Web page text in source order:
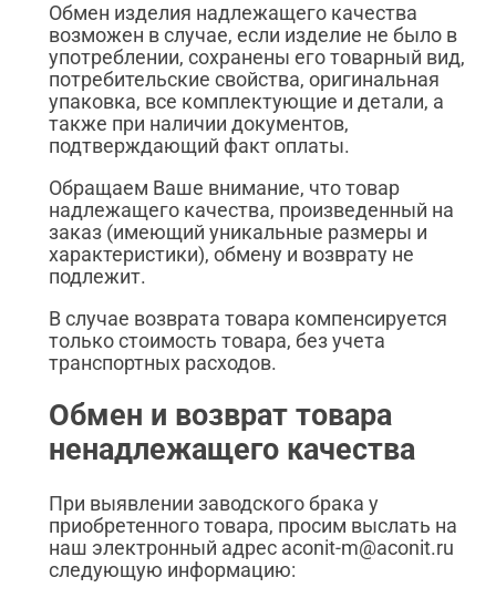
Обмен изделия надлежащего качества
возможен в случае, если изделие не было в
употреблении, сохранены его товарный вид,
потребительские свойства, оригинальная
упаковка, все комплектующие и детали, а
также при наличии документов,
подтверждающий факт оплаты.
Обращаем Ваше внимание, что товар
надлежащего качества, произведенный на
заказ (имеющий уникальные размеры и
характеристики), обмену и возврату не
подлежит.
В случае возврата товара компенсируется
только стоимость товара, без учета
транспортных расходов.
Обмен и возврат товара
ненадлежащего качества
При выявлении заводского брака у
приобретенного товара, просим выслать на
наш электронный адрес aconit-m@aconit.ru
следующую информацию: